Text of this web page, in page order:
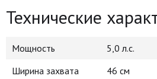
Технические
Мощность
5,0 л.с.
Ширина захвата
46 см